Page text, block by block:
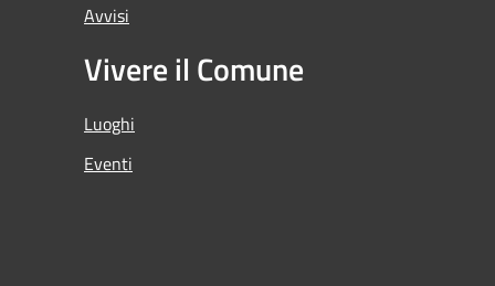
Avvisi
Vivere il Comune
Luoghi
Eventi